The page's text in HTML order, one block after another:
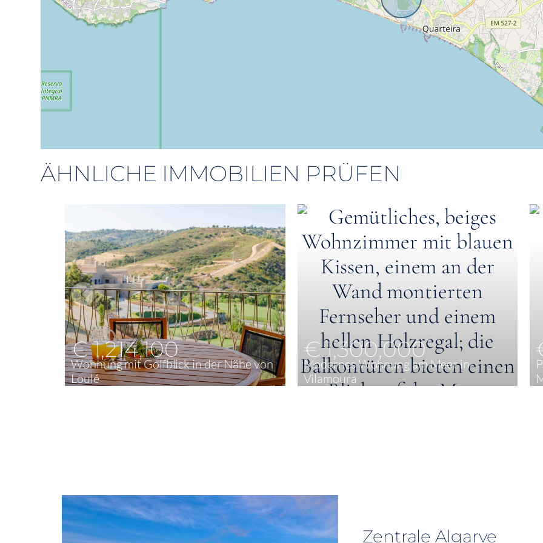
ÄHNLICHE IMMOBILIEN PRÜFEN
€ 1,214,100
Wohnung mit Golfblick in der Nähe von
Loulé
€ 1,300,000
Modernes Wohnung am Meer in
Vilamoura
Zentrale Algarve